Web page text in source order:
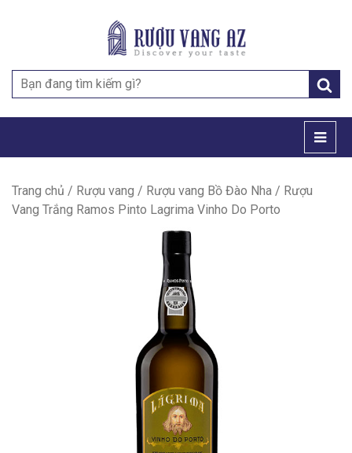
Search
for:
Trang chủ / Rượu vang / Rượu vang Bồ Đào Nha / Rượu
Vang Trắng Ramos Pinto Lagrima Vinho Do Porto